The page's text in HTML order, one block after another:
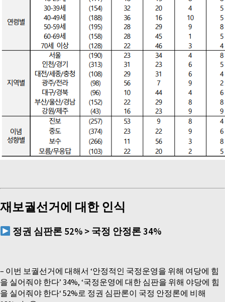
재보궐선거에 대한 인식
정권 심판론 52% > 국정 안정론34%
– 이번 보궐선거에 대해서 ‘안정적인 국정운영을 위해 여당에 힘
을 실어줘야 한다’ 34%, ‘국정운영에 대한 심판을 위해 야당에 힘
을 실어줘야 한다‘ 52%로 정권 심판론이 국정 안정론에 비해